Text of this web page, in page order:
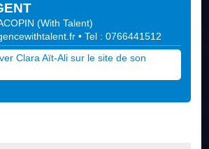
(With Talent)
• Tel : 0766441512
Clara Aït-Ali sur le site de son